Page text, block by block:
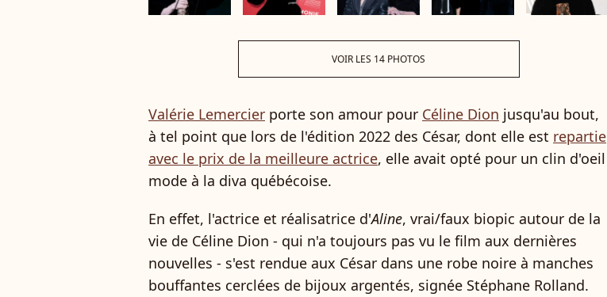
VOIR LES 14 PHOTOS
Valérie Lemercier porte son amour pour Céline Dion jusqu'au bout,
à tel point que lors de l'édition 2022 des César, dont elle est repartie
avec le prix de la meilleure actrice, elle avait opté pour un clin d'oeil
mode à la diva québécoise.
En effet, l'actrice et réalisatrice d'Aline, vrai/faux biopic autour de la
vie de Céline Dion - qui n'a toujours pas vu le film aux dernières
nouvelles - s'est rendue aux César dans une robe noire à manches
bouffantes cerclées de bijoux argentés, signée Stéphane Rolland.